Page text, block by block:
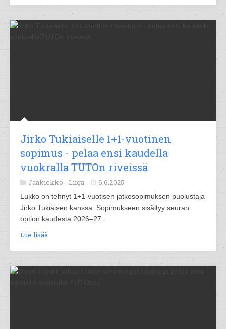
Jirko Tukiaiselle 1+1-vuotinen
sopimus - pelaa ensi kaudella
vuokralla TUTOn riveissä
Jääkiekko - Liiga 6.6.2025
Lukko on tehnyt 1+1-vuotisen jatkosopimuksen puolustaja
Jirko Tukiaisen kanssa. Sopimukseen sisältyy seuran
option kaudesta 2026–27.
Lue lisää